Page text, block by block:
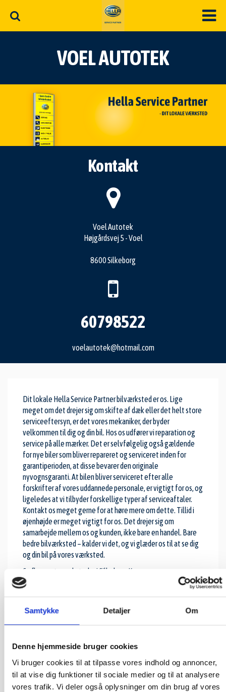
Samtykke Detaljer Om
Denne hjemmeside bruger cookies
Vi bruger cookies til at tilpasse vores indhold og annoncer,
til at vise dig funktioner til sociale medier og til at analysere
vores trafik. Vi deler også oplysninger om din brug af vores
VOEL AUTOTEK
Kontakt
Voel Autotek
Højgårdsvej 5 - Voel
8600 Silkeborg
60798522
voelautotek@hotmail.com
Dit lokale Hella Service Partner bilværksted er os. Lige
meget om det drejer sig om skifte af dæk eller det helt store
serviceeftersyn, er det vores mekaniker, der byder
velkommen til dig og din bil. Hos os udfører vi reparation og
service på alle mærker. Det er selvfølgelig også gældende
for nye biler som bliver repareret og serviceret inden for
garantiperioden, at disse bevarer den originale
nyvognsgaranti. At bilen bliver serviceret efter alle
forskrifter af vores uddannede personale, er vigtigt for os, og
ligeledes at vi tilbyder forskellige typer af serviceaftaler.
Kontakt os meget gerne for at høre mere om dette. Tillid i
øjenhøjde er meget vigtigt for os. Det drejer sig om
samarbejde mellem os og kunden, ikke bare en handel. Bare
bedre bilværksted – kalder vi det, og vi glæder os til at se dig
og din bil på vores værksted.
Se flere
autoværksteder i Silkeborg Kommune.